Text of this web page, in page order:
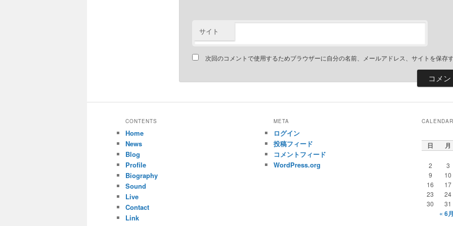
サイト
次回のコメントで使用するためブラウザーに自分の名前、メールアドレス、サイトを保存
CONTENTS
Home
News
Blog
Profile
Biography
Sound
Live
Contact
Link
META
ログイン
投稿フィード
コメントフィード
WordPress.org
CALENDAR
日 月
2
3
9
10
16
17
23
24
30
31
« 6